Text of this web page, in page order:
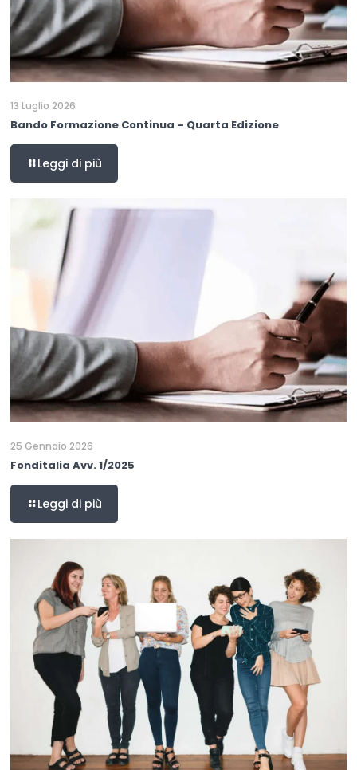
13 Luglio 2026
Bando Formazione Continua – Quarta Edizione
Leggi di più
25 Gennaio 2026
Fonditalia Avv. 1/2025
Leggi di più